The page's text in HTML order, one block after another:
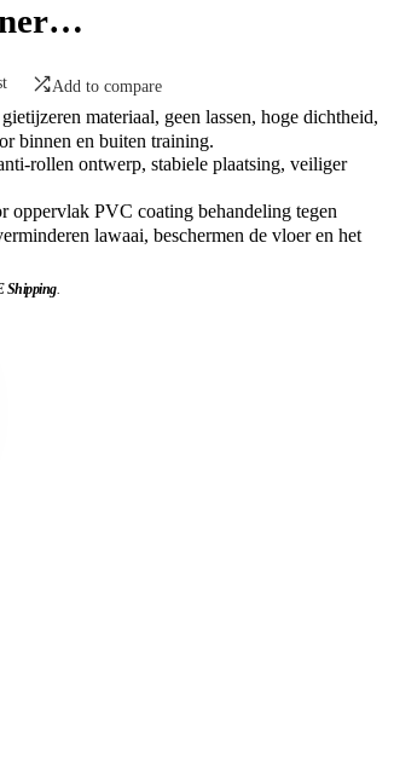
Add to compare
materiaal, geen lassen, hoge dichtheid,
binnen en buiten training.
rollen ontwerp, stabiele plaatsing, veiliger
PVC coating behandeling tegen
lawaai, beschermen de vloer en het
Shipping.